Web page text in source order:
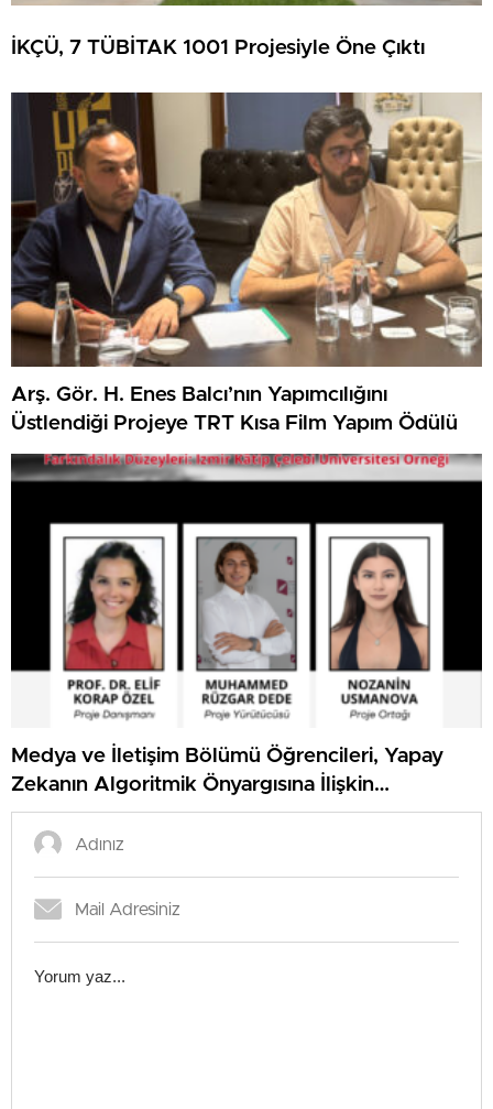
İKÇÜ, 7 TÜBİTAK 1001 Projesiyle Öne Çıktı
Arş. Gör. H. Enes Balcı’nın Yapımcılığını
Üstlendiği Projeye TRT Kısa Film Yapım Ödülü
Medya ve İletişim Bölümü Öğrencileri, Yapay
Zekanın Algoritmik Önyargısına İlişkin
Farkındalık Düzeylerini Araştıracak